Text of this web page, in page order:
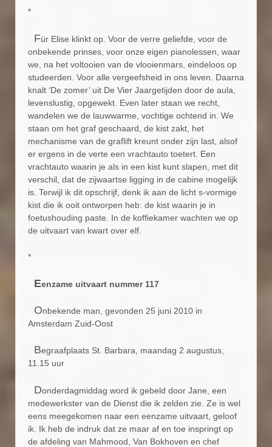
*
Für Elise klinkt op. Voor de verre geliefde, voor de
onbekende prinses, voor onze eigen pianolessen, waar
we, na het voltooien van de vlooienmars, eindeloos op
studeerden. Voor alle vergeefsheid in ons leven. Daarna
knalt ‘De zomer’ uit De Vier Jaargetijden door de aula,
levenslustig, opgewekt. Even later staan we recht,
wandelen we de lauwwarme, vochtige ochtend in. We
staan om het graf geschaard, de kist zakt, het
mechanisme van de graflift kreunt onder zijn last, alsof
er ergens in de verte een vrachtauto toetert. Een
vrachtauto waarin je als in een kist kunt slapen, met dit
verschil, dat de zijwaartse ligging in de cabine mogelijk
is. Terwijl ik dit opschrijf, denk ik aan de licht s-vormige
kist die ik ooit ontworpen heb: de kist waarin je in
foetushouding paste. In de koffiekamer wachten we op
de uitvaart van kwart over elf.
*
Eenzame uitvaart nummer 117
Onbekende man, gevonden 25 juni 2010 in
Amsterdam Zuid-Oost
Begraafplaats St. Barbara, maandag 2 augustus,
11.15 uur
Donderdagmiddag word ik gebeld door Jane, een
medewerkster van de Dienst die ik zelden zie. Ze is wel
eens meegekomen naar een eenzame uitvaart, geloof
ik. Ik heb de indruk dat ze maar af en toe inspringt op
de afdeling van Mahmood, Van Bokhoven en chef